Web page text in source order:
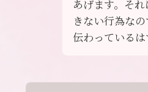
あげます。そ
きない行為な
伝わっているは